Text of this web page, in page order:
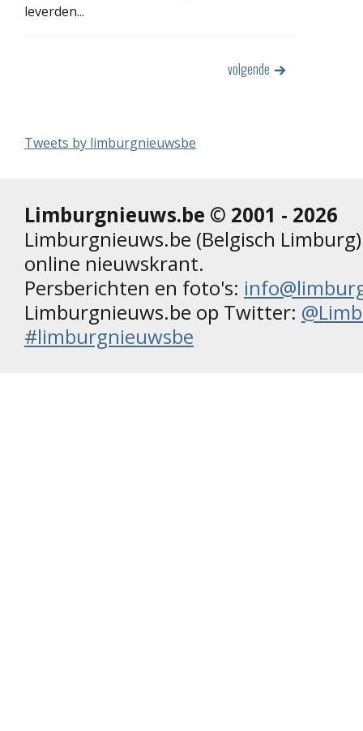
leverden...
volgende
Tweets by limburgnieuwsbe
Limburgnieuws.be © 2001 - 2026
Limburgnieuws.be (Belgisch
online nieuwskrant.
Persberichten en foto's:
Limburgnieuws.be op Twitter:
#limburgnieuwsbe